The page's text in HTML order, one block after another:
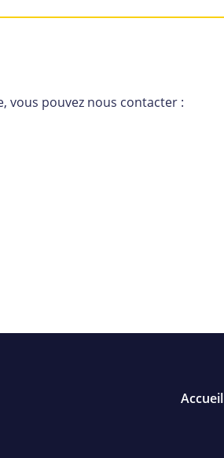
vous pouvez nous contacter :
Accueil